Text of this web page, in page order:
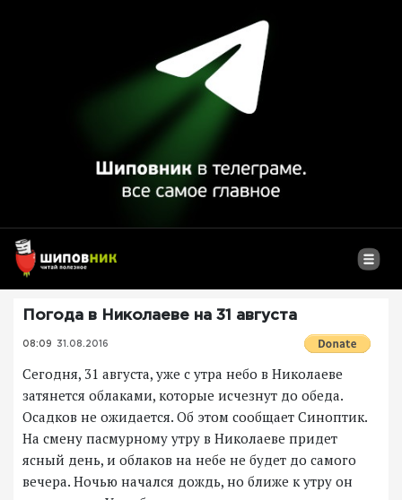
Погода в Николаеве на 31 августа
08:09 31.08.2016
Сегодня, 31 августа, уже с утра небо в Николаеве
затянется облаками, которые исчезнут до обеда.
Осадков не ожидается. Об этом сообщает Синоптик.
На смену пасмурному утру в Николаеве придет
ясный день, и облаков на небе не будет до самого
вечера. Ночью начался дождь, но ближе к утру он